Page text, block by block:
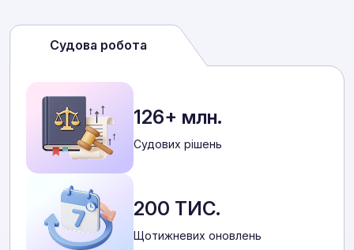
Судова робота
126+ млн.
Cудових рішень
200 ТИС.
Щотижневих оновлень